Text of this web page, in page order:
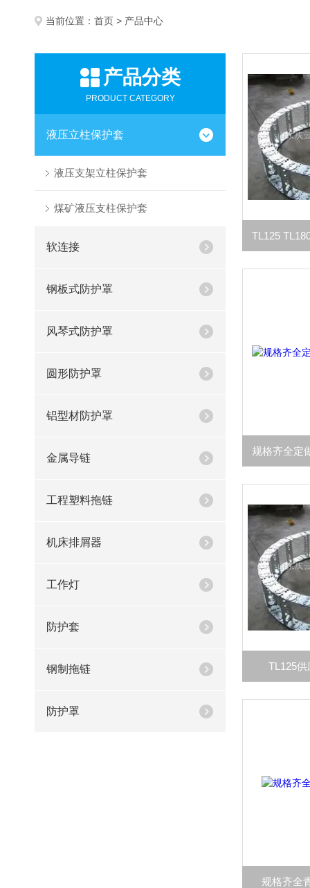
当前位置： 首页 > 产品中心
产品分类
PRODUCT CATEGORY
液压立柱保护套
液压支架立柱保护套
煤矿液压支柱保护套
软连接
钢板式防护罩
风琴式防护罩
圆形防护罩
铝型材防护罩
金属导链
工程塑料拖链
机床排屑器
工作灯
防护套
钢制拖链
防护罩
TL125
规格齐全